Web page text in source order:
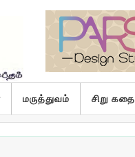
மருத்துவம் சிறு கதை